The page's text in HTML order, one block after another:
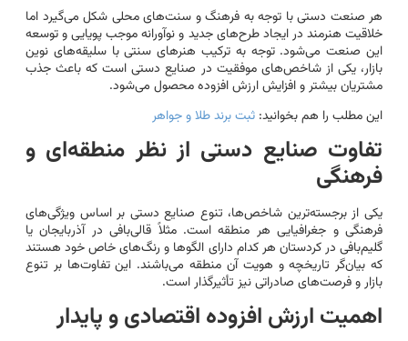
هر صنعت دستی با توجه به فرهنگ و سنت‌های محلی شکل می‌گیرد اما
خلاقیت هنرمند در ایجاد طرح‌های جدید و نوآورانه موجب پویایی و توسعه
این صنعت می‌شود. توجه به ترکیب هنرهای سنتی با سلیقه‌های نوین
بازار، یکی از شاخص‌های موفقیت در صنایع دستی است که باعث جذب
مشتریان بیشتر و افزایش ارزش افزوده محصول می‌شود.
این مطلب را هم بخوانید: ثبت برند طلا و جواهر
تفاوت صنایع دستی از نظر منطقه‌ای و
فرهنگی
یکی از برجسته‌ترین شاخص‌ها، تنوع صنایع دستی بر اساس ویژگی‌های
فرهنگی و جغرافیایی هر منطقه است. مثلاً قالی‌بافی در آذربایجان یا
گلیم‌بافی در کردستان هر کدام دارای الگوها و رنگ‌های خاص خود هستند
که بیان‌گر تاریخچه و هویت آن منطقه می‌باشند. این تفاوت‌ها بر تنوع
بازار و فرصت‌های صادراتی نیز تأثیرگذار است.
اهمیت ارزش افزوده اقتصادی و پایدار